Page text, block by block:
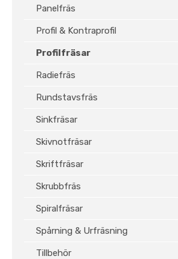
Panelfräs
Profil & Kontraprofil
Profilfräsar
Radiefräs
Rundstavsfräs
Sinkfräsar
Skivnotfräsar
Skriftfräsar
Skrubbfräs
Spiralfräsar
Spårning & Urfräsning
Tillbehör